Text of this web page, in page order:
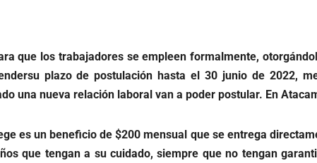
que los trabajadores se empleen formalmente,
plazo de postulación hasta el 30 junio de 2022,
una nueva relación laboral van a poder postular. En
es un beneficio de $200 mensual que se entrega
que tengan a su cuidado, siempre que no tengan